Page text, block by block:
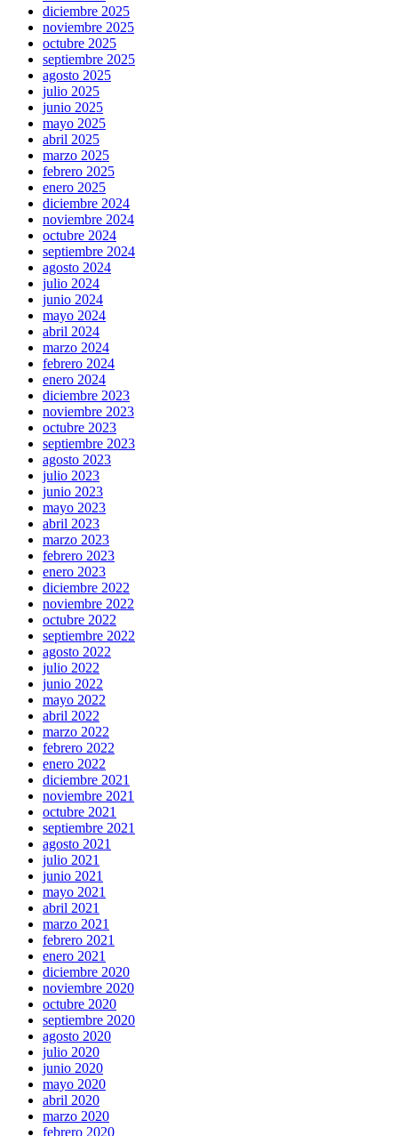
diciembre 2025
noviembre 2025
octubre 2025
septiembre 2025
agosto 2025
julio 2025
junio 2025
mayo 2025
abril 2025
marzo 2025
febrero 2025
enero 2025
diciembre 2024
noviembre 2024
octubre 2024
septiembre 2024
agosto 2024
julio 2024
junio 2024
mayo 2024
abril 2024
marzo 2024
febrero 2024
enero 2024
diciembre 2023
noviembre 2023
octubre 2023
septiembre 2023
agosto 2023
julio 2023
junio 2023
mayo 2023
abril 2023
marzo 2023
febrero 2023
enero 2023
diciembre 2022
noviembre 2022
octubre 2022
septiembre 2022
agosto 2022
julio 2022
junio 2022
mayo 2022
abril 2022
marzo 2022
febrero 2022
enero 2022
diciembre 2021
noviembre 2021
octubre 2021
septiembre 2021
agosto 2021
julio 2021
junio 2021
mayo 2021
abril 2021
marzo 2021
febrero 2021
enero 2021
diciembre 2020
noviembre 2020
octubre 2020
septiembre 2020
agosto 2020
julio 2020
junio 2020
mayo 2020
abril 2020
marzo 2020
febrero 2020